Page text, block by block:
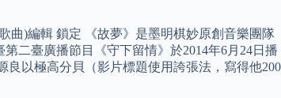
曲)編輯 鎖定 《故夢》是墨明棋妙原創音樂團隊
第二臺廣播節目《守下留情》於2014年6月24日播
以極高分貝（影片標題使用誇張法，寫得他200